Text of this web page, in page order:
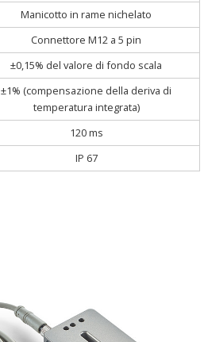
Manicotto in rame nichelato
Connettore M12 a 5 pin
±0,15% del valore di fondo scala
±1% (compensazione della deriva di
temperatura integrata)
120 ms
IP 67